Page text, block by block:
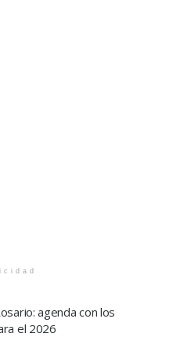
agenda con los
el 2026